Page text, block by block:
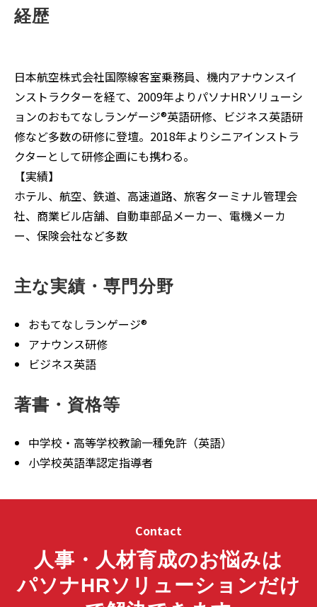
経歴
日本航空株式会社国際線客室乗務員、機内アナウンスイ
ンストラクターを経て、2009年よりパソナHRソリューシ
ョンのおもてなしランゲージ®英語研修、ビジネス英語研
修など多数の研修に登壇。2018年よりシニアインストラ
クターとして研修企画にも携わる。
【実績】
ホテル、航空、鉄道、高速道路、旅客ターミナル管理会
社、商業ビル店舗、自動車部品メーカー、電機メーカ
ー、保険会社など多数
主な実績・専門分野
おもてなしランゲージ®
アナウンス研修
ビジネス英語
著書・資格等
中学校・高等学校教諭一種免許（英語）
小学校英語準認定指導者
Contact
人事・人材育成のお悩みは
パソナHRソリューションだけ